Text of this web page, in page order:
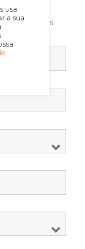
usa
a sua
requeridos